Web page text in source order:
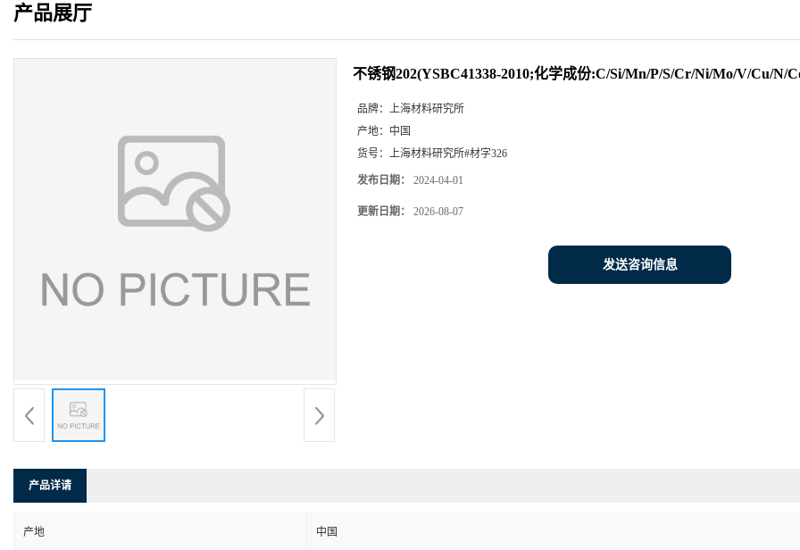
产品展厅
不锈钢202(YSBC41338-2010;化学成份:C/Si/Mn/P/S/Cr/Ni/Mo/V/Cu/N/
品牌：
上海材料研究所
产地： 中国
货号：
上海材料研究所#材字326
发布日期： 2024-04-01
更新日期： 2026-08-07
发送咨询信息
产品详请
产地 中国